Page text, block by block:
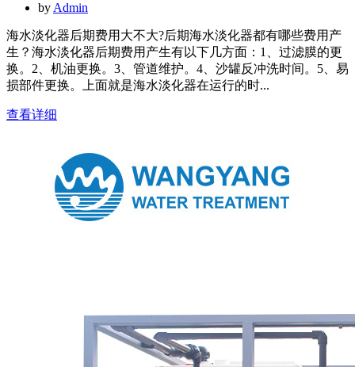
byAdmin
海水淡化器后期费用大不大?后期海水淡化器都有哪些费用产
生？海水淡化器后期费用产生有以下几方面：1、过滤膜的更
换。2、机油更换。3、管道维护。4、沙罐反冲洗时间。5、易
损部件更换。上面就是海水淡化器在运行的时...
查看详细